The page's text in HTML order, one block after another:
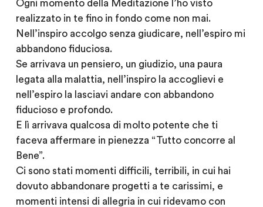
Ogni momento della Meditazione l’ho visto
realizzato in te fino in fondo come non mai.
Nell’inspiro accolgo senza giudicare, nell’espiro mi
abbandono fiduciosa.
Se arrivava un pensiero, un giudizio, una paura
legata alla malattia, nell’inspiro la accoglievi e
nell’espiro la lasciavi andare con abbandono
fiducioso e profondo.
E lì arrivava qualcosa di molto potente che ti
faceva affermare in pienezza “Tutto concorre al
Bene”.
Ci sono stati momenti difficili, terribili, in cui hai
dovuto abbandonare progetti a te carissimi, e
momenti intensi di allegria in cui ridevamo con